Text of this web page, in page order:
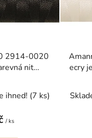
o
d
k
t
2914-0020
nit
ihned! (7 ks)
/ ks
ecry